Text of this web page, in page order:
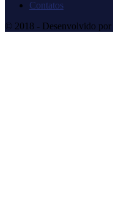
Contatos
© 2018 - Desenvolvido por